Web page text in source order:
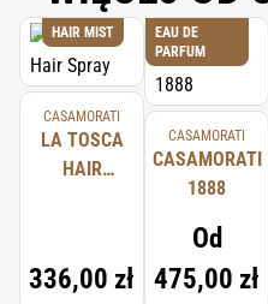
HAIR MIST
CASAMORATI
LA TOSCA
HAIR
336,00 zł
EAU DE
PARFUM
CASAMORATI
CASAMORATI
1888
Od
475,00 zł